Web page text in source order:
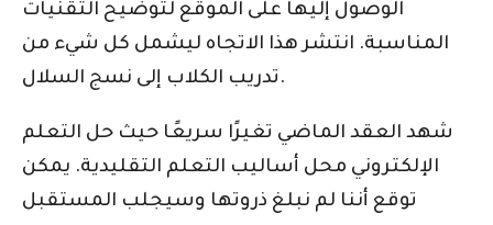
الوصول إليها على الموقع لتوضيح التقنيات
المناسبة. انتشر هذا الاتجاه ليشمل كل شيء من
تدريب الكلاب إلى نسج السلال.
شهد العقد الماضي تغيرًا سريعًا حيث حل التعلم
الإلكتروني محل أساليب التعلم التقليدية. يمكن
توقع أننا لم نبلغ ذروتها وسيجلب المستقبل